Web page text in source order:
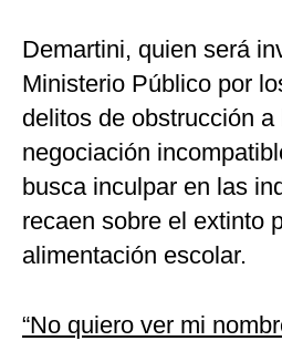
Demartini, quien será
Ministerio Público por
delitos de obstrucción
negociación
busca inculpar en las
recaen sobre el extinto
alimentación escolar.
“No quiero ver mi